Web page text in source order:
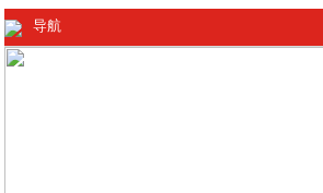
导航